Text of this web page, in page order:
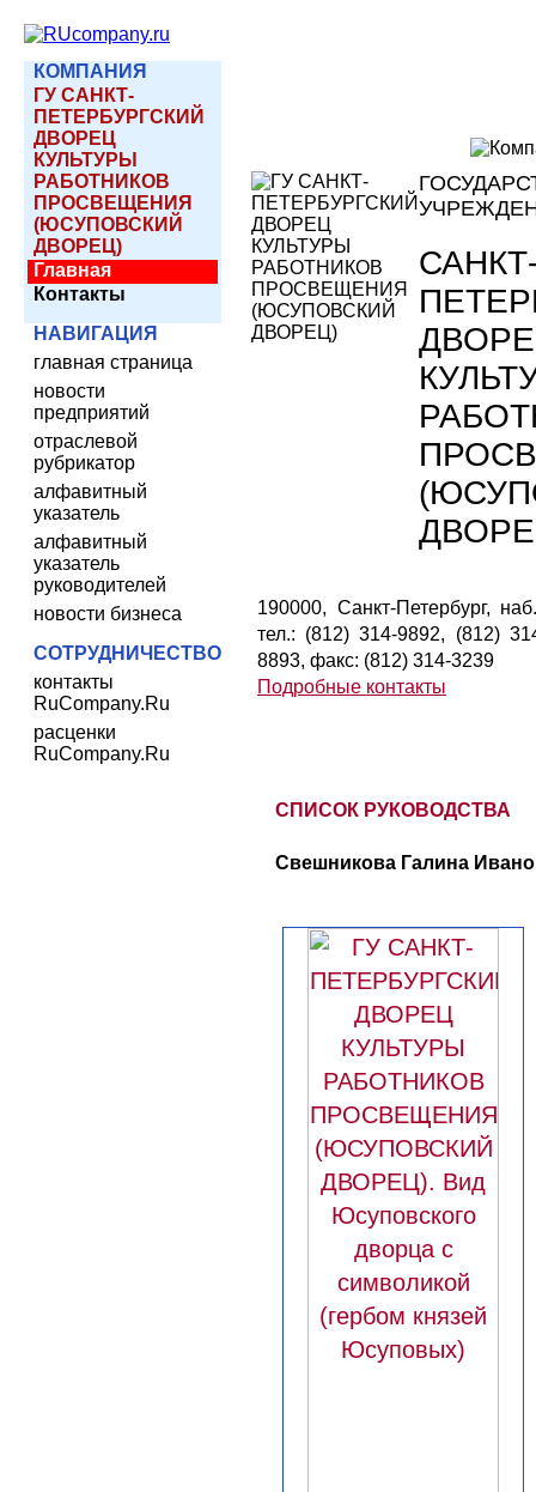
КОМПАНИЯ
ГУ САНКТ-
ПЕТЕРБУРГСКИЙ
ДВОРЕЦ
КУЛЬТУРЫ
РАБОТНИКОВ
ПРОСВЕЩЕНИЯ
(ЮСУПОВСКИЙ
ДВОРЕЦ)
Главная
Контакты
НАВИГАЦИЯ
главная страница
новости
предприятий
отраслевой
рубрикатор
алфавитный
указатель
алфавитный
указатель
руководителей
новости бизнеса
СОТРУДНИЧЕСТВО
контакты
RuCompany.Ru
расценки
RuCompany.Ru
190000, Санкт-Петербург,
тел.: (812) 314-9892, (812)
8893, факс: (812) 314-3239
Подробные контакты
СПИСОК РУКОВОДСТВА
Свешникова Галина